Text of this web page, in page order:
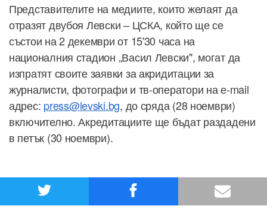
Представителите на медиите, които желаят да
отразят двубоя Левски – ЦСКА, който ще се
състои на 2 декември от 15'30 часа на
националния стадион „Васил Левски", могат да
изпратят своите заявки за акридитации за
журналисти, фотографи и тв-оператори на е-mail
адрес: press@levski.bg, до сряда (28 ноември)
включително. Акредитациите ще бъдат раздадени
в петък (30 ноември).